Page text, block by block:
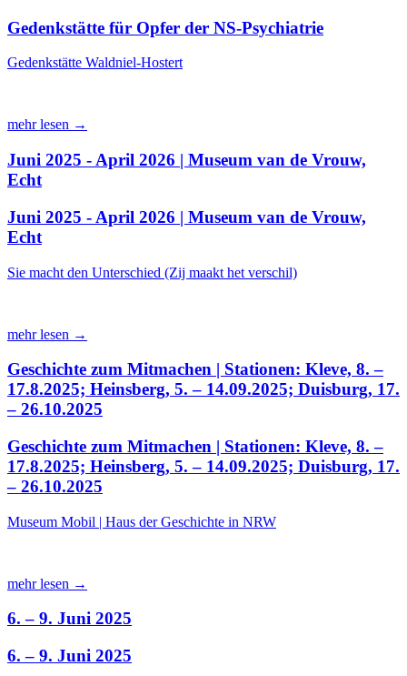
Gedenkstätte für Opfer der NS-Psychiatrie
Gedenkstätte Waldniel-Hostert
mehr lesen →
Juni 2025 - April 2026 | Museum van de Vrouw,
Echt
Juni 2025 - April 2026 | Museum van de Vrouw,
Echt
Sie macht den Unterschied (Zij maakt het verschil)
mehr lesen →
Geschichte zum Mitmachen | Stationen: Kleve, 8. –
17.8.2025; Heinsberg, 5. – 14.09.2025; Duisburg, 17.
– 26.10.2025
Geschichte zum Mitmachen | Stationen: Kleve, 8. –
17.8.2025; Heinsberg, 5. – 14.09.2025; Duisburg, 17.
– 26.10.2025
Museum Mobil | Haus der Geschichte in NRW
mehr lesen →
6. – 9. Juni 2025
6. – 9. Juni 2025